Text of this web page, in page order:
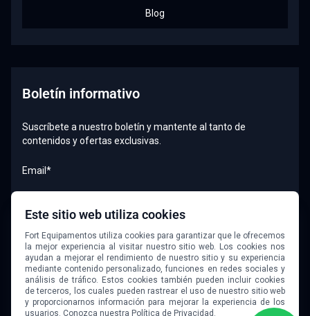
Este sitio web utiliza cookies
Fort Equipamentos utiliza cookies para garantizar que le ofrecemos
la mejor experiencia al visitar nuestro sitio web. Los cookies nos
ayudan a mejorar el rendimiento de nuestro sitio y su experiencia
mediante contenido personalizado, funciones en redes sociales y
análisis de tráfico. Estos cookies también pueden incluir cookies
de terceros, los cuales pueden rastrear el uso de nuestro sitio web
y proporcionarnos información para mejorar la experiencia de los
usuarios. Conozca nuestra Política de Privacidad.
Blog
Boletín informativo
Suscríbete a nuestro boletín y mantente al tanto de
contenidos y ofertas exclusivas.
Email*
Quiero recibir el boletín